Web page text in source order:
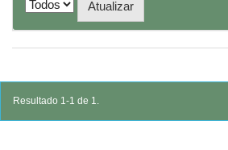
Resultado 1-1 de 1.